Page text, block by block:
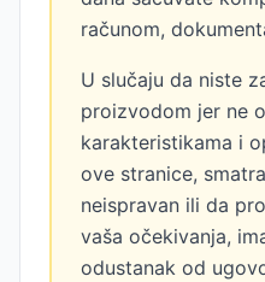
računom,
U slučaju da niste
proizvodom jer ne
karakteristikama i
ove stranice,
neispravan ili da
vaša očekivanja,
odustanak od